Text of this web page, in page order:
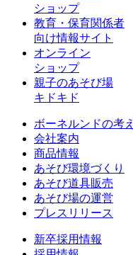
ショップ
教育・保育関係者
向け情報サイト
オンライン
ショップ
親子のあそび場
キドキド
ボーネルンドの考え
会社案内
商品情報
あそび環境づくり
あそび道具販売
あそび場の運営
プレスリリース
新卒採用情報